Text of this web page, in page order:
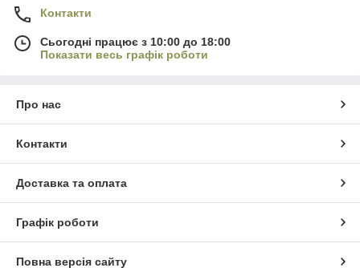
Контакти
Сьогодні працює з 10:00 до 18:00
Показати весь графік роботи
Про нас
Контакти
Доставка та оплата
Графік роботи
Повна версія сайту